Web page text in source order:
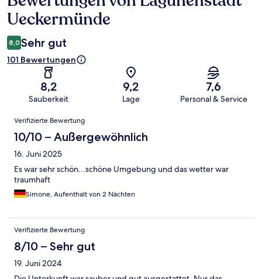
Ueckermünde
8,0 Sehr gut
101 Bewertungen
8,2
Sauberkeit
9,2
Lage
7,6
Personal & Service
Bewertungen
Verifizierte Bewertung
10/10 – Außergewöhnlich
16. Juni 2025
Es war sehr schön...schöne Umgebung und das wetter war
traumhaft
Simone, Aufenthalt von 2 Nächten
Verifizierte Bewertung
8/10 – Sehr gut
19. Juni 2024